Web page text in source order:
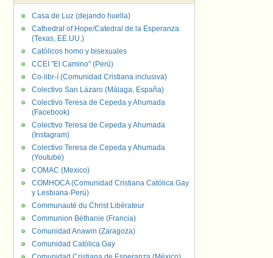
Casa de Luz (dejando huella)
Cathedral of Hope/Catedral de la Esperanza
(Texas, EE.UU.)
Católicos homo y bisexuales
CCEI "El Camino" (Perú)
Co-libr-í (Comunidad Cristiana inclusiva)
Colectivo San Lázaro (Málaga, España)
Colectivo Teresa de Cepeda y Ahumada
(Facebook)
Colectivo Teresa de Cepeda y Ahumada
(Instagram)
Colectivo Teresa de Cepeda y Ahumada
(Youtube)
COMAC (Mexico)
COMHOCA (Comunidad Cristiana Católica Gay
y Lesbiana-Perú)
Communauté du Christ Libérateur
Communion Béthanie (Francia)
Comunidad Anawin (Zaragoza)
Comunidad Católica Gay